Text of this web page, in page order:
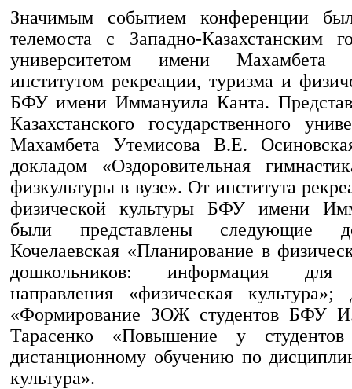
Значимым событием конференции
телемоста с Западно-Казахстанским
университетом имени
институтом рекреации, туризма и
БФУ имени Иммануила Канта.
Казахстанского государственного
Махамбета Утемисова В.Е.
докладом «Оздоровительная
физкультуры в вузе». От института
физической культуры БФУ имени
были представлены следующие
Кочелаевская «Планирование в
дошкольников: информация для
направления «физическая
«Формирование ЗОЖ студентов БФУ
Тарасенко «Повышение у
дистанционному обучению по
культура».